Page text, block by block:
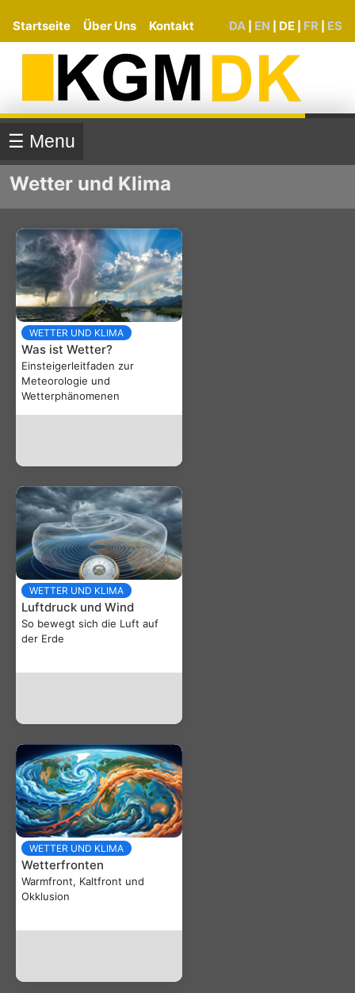
Startseite Über Uns Kontakt DA EN DE FR ES
☰ Menu
Wetter und Klima
WETTER UND KLIMA
Was ist Wetter?
Einsteigerleitfaden zur
Meteorologie und
Wetterphänomenen
WETTER UND KLIMA
Luftdruck und Wind
So bewegt sich die Luft auf
der Erde
WETTER UND KLIMA
Wetterfronten
Warmfront, Kaltfront und
Okklusion